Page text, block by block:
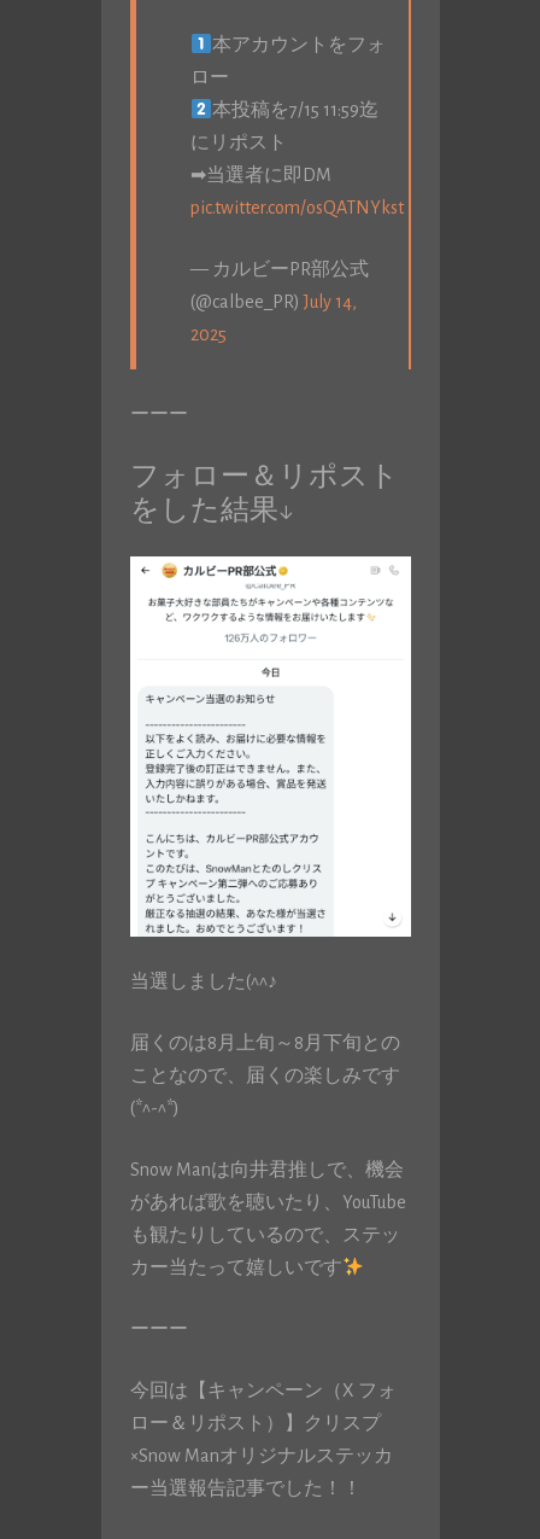
本アカウントをフォ
ロー
本投稿を7/15 11:59迄
にリポスト
➡当選者に即DM
pic.twitter.com/osQATNYkst
— カルビーPR部公式
(@calbee_PR)July 14,
2025
ーーー
フォロー＆リポスト
をした結果↓
当選しました(^^♪
届くのは8月上旬～8月下旬との
ことなので、届くの楽しみです
(*^-^*)
Snow Manは向井君推しで、機会
があれば歌を聴いたり、YouTube
も観たりしているので、ステッ
カー当たって嬉しいです
ーーー
今回は【キャンペーン（X フォ
ロー＆リポスト）】クリスプ
×Snow Manオリジナルステッカ
ー当選報告記事でした！！